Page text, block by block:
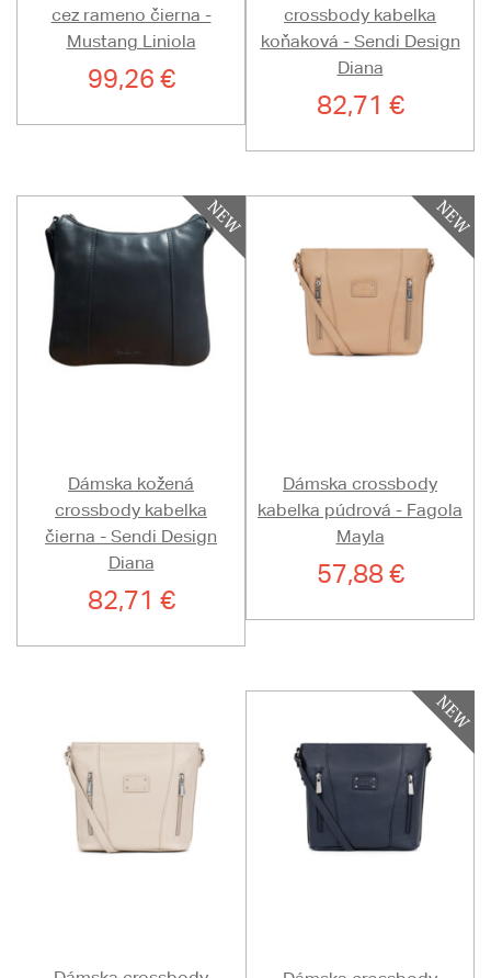
cez rameno čierna -
Mustang Liniola
99,26 €
crossbody kabelka
koňaková - Sendi Design
Diana
82,71 €
Dámska kožená
crossbody kabelka
čierna - Sendi Design
Diana
82,71 €
Dámska crossbody
kabelka púdrová - Fagola
Mayla
57,88 €